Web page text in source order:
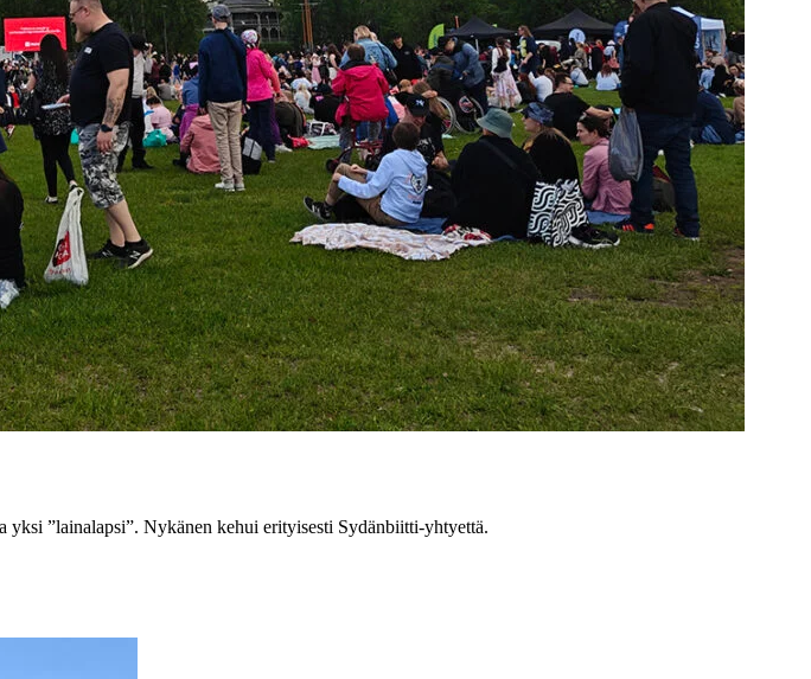
yksi ”lainalapsi”. Nykänen kehui erityisesti Sydänbiitti-yhtyettä.